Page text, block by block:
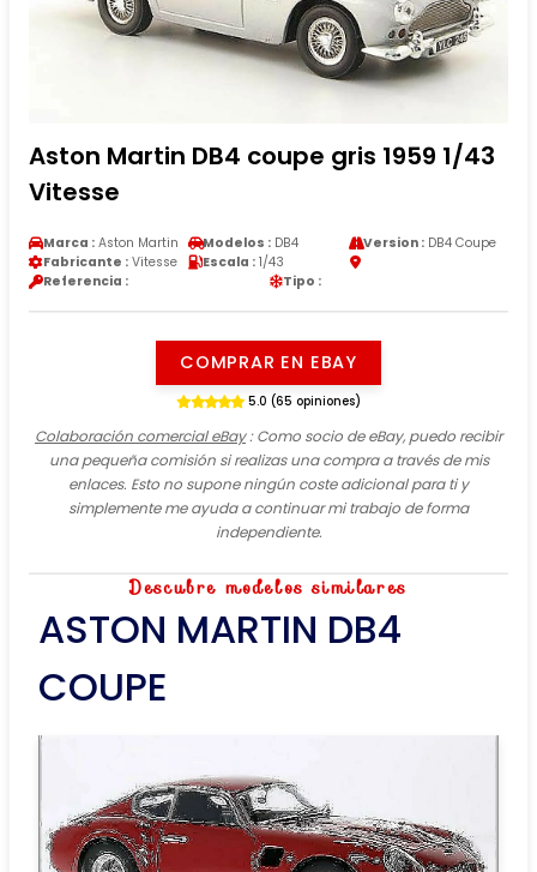
Aston Martin DB4 coupe gris 1959 1/43
Vitesse
Marca : Aston Martin Modelos : DB4 Version :DB4 Coupe
Fabricante : Vitesse Escala : 1/43
Referencia :
Tipo :
COMPRAR EN EBAY
5.0 (65 opiniones)
Colaboración comercial eBay: Como socio de eBay, puedo recibir
una pequeña comisión si realizas una compra a través de mis
enlaces. Esto no supone ningún coste adicional para ti y
simplemente me ayuda a continuar mi trabajo de forma
independiente.
Descubre modelos similares
ASTON MARTIN DB4
COUPE